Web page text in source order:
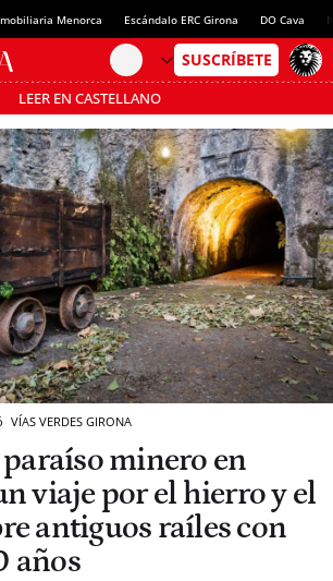
Menorca Escándalo ERC Girona DO Cava
LEER EN CASTELLANO
Pásate al MODO AHORRO
VÍAS VERDES GIRONA
minero en
viaje por el hierro y el
antiguos raíles con
años